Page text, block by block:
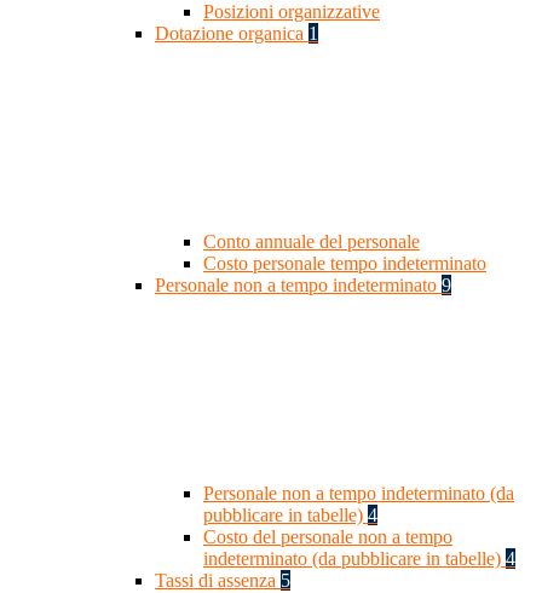
Posizioni organizzative
Dotazione organica 1
Conto annuale del personale
Costo personale tempo indeterminato
Personale non a tempo indeterminato 9
Personale non a tempo indeterminato (da
pubblicare in tabelle) 4
Costo del personale non a tempo
indeterminato (da pubblicare in tabelle) 4
Tassi di assenza 5